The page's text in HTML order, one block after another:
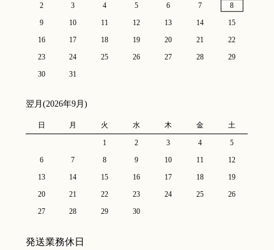
2
3 4 5 6 7
8
9
10 11 12 13 14
15
16
17 18 19 20 21
22
23
24 25 26 27 28
29
30
31
翌月(2026年9月)
日 月 火 水 木 金 土
1 2 3 4
5
6
7 8 9 10 11
12
13
14 15 16 17 18
19
20
21 22 23 24 25
26
27
28 29 30
発送業務休日